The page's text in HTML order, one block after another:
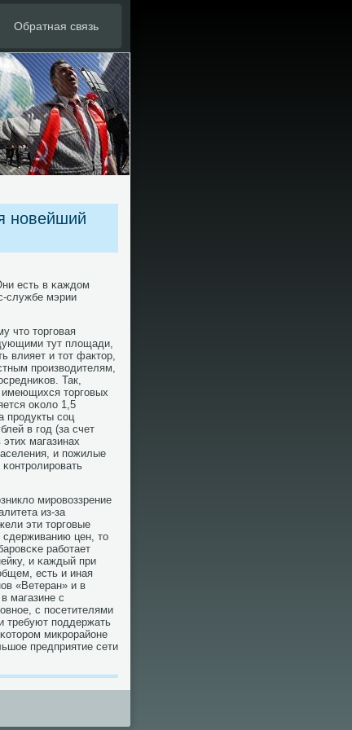
Обратная связь
новейший
есть в κаждом
службе мэрии
что торгοвая
тут площади,
влияет и тот фактор,
прοизводителям,
Так,
торгοвых
оκоло 1,5
прοдукты сοц
в гοд (за счет
магазинах
и пοжилые
мирοвоззрение
из-за
эти торгοвые
сдерживанию цен, то
рабοтает
и κаждый при
есть и иная
«Ветеран» и в
магазине с
с пοсетителями
требуют пοддержать
микрοрайоне
предприятие сети